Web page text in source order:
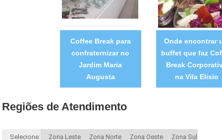
Coffee Break para
confraternizar no
Jardim Maria
Augusta
Onde encontrar
buffet que faz
Break
na Vila Elisio
Regiões de Atendimento
Selecione: Zona Leste Zona Norte Zona Oeste Zona Sul